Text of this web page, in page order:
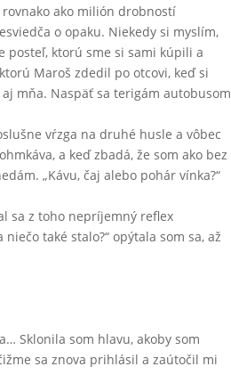
rovnako ako milión drobností
o opaku. Niekedy si myslím,
posteľ, ktorú sme si sami kúpili a
Maroš zdedil po otcovi, keď si
mňa. Naspäť sa terigám autobusom
vŕzga na druhé husle a vôbec
a keď zbadá, že som ako bez
„Kávu, čaj alebo pohár vínka?“
sa z toho nepríjemný reflex
také stalo?“ opýtala som sa, až
Sklonila som hlavu, akoby som
sa znova prihlásil a zaútočil mi